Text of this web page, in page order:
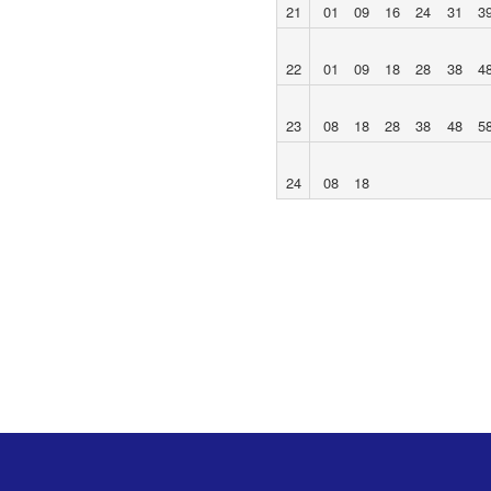
21 01 09 16 24 31
22 01 09 18 28 38
23 08 18 28 38 48
24 08 18